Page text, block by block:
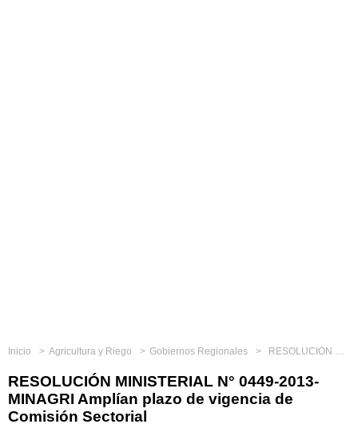
Inicio Agricultura y Riego Gobiernos Regionales RESOLUCIÓN MINISTERIAL N° 0449-2013-MINAGRI Amplían plazo de vigencia de Comisión Sectorial
RESOLUCIÓN MINISTERIAL N° 0449-2013-
MINAGRI Amplían plazo de vigencia de
Comisión Sectorial